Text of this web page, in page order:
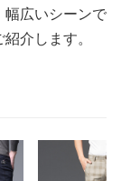
幅広いシーンで
介します。